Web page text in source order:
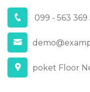
099 - 563 369
poket Floor